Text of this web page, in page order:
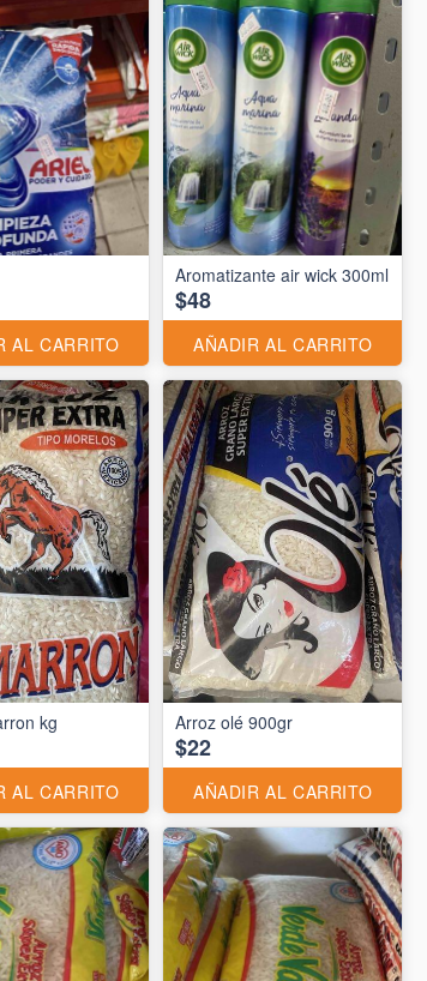
AL CARRITO
Aromatizante air wick 300ml
$48
AÑADIR AL CARRITO
kg
AL CARRITO
Arroz olé 900gr
$22
AÑADIR AL CARRITO